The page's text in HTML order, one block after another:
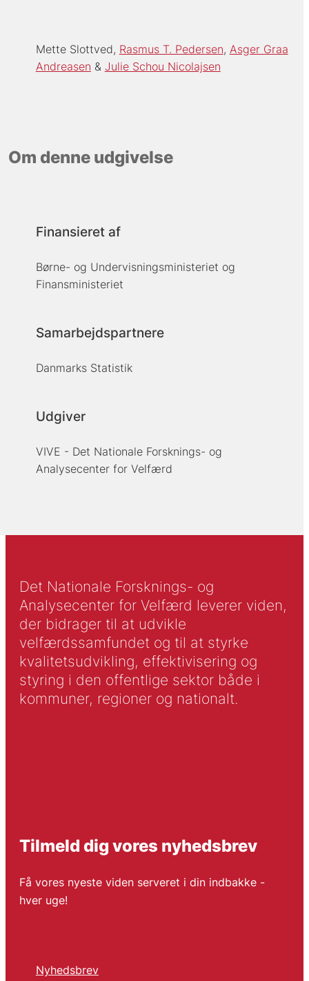
Mette Slottved Rasmus T. Pedersen Asger Graa
Andreasen
Julie Schou Nicolajsen
Om denne udgivelse
Finansieret af
Børne- og Undervisningsministeriet og
Finansministeriet
Samarbejdspartnere
Danmarks Statistik
Udgiver
VIVE - Det Nationale Forsknings- og
Analysecenter for Velfærd
Det Nationale Forsknings- og
Analysecenter for Velfærd leverer viden,
der bidrager til at udvikle
velfærdssamfundet og til at styrke
kvalitetsudvikling, effektivisering og
styring i den offentlige sektor både i
kommuner, regioner og nationalt.
Tilmeld dig vores nyhedsbrev
Få vores nyeste viden serveret i din indbakke -
hver uge!
Nyhedsbrev